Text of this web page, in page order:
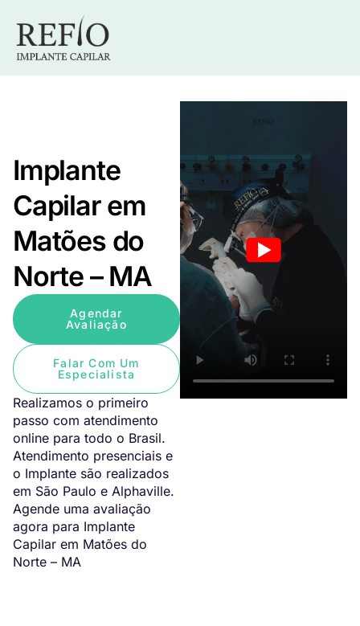
Implante
Capilar em
Matões do
Norte – MA
Agendar
Avaliação
Falar Com Um
Especialista
Realizamos o primeiro
passo com atendimento
online para todo o Brasil.
Atendimento presenciais e
o Implante são realizados
em São Paulo e Alphaville.
Agende uma avaliação
agora para Implante
Capilar em Matões do
Norte – MA